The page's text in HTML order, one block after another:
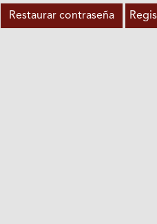
Restaurar contraseña